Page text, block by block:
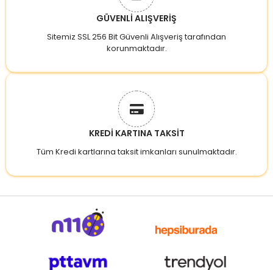
GÜVENLİ ALIŞVERİŞ
Sitemiz SSL 256 Bit Güvenli Alışveriş tarafından
korunmaktadır.
KREDİ KARTINA TAKSİT
Tüm Kredi kartlarına taksit imkanları sunulmaktadır.